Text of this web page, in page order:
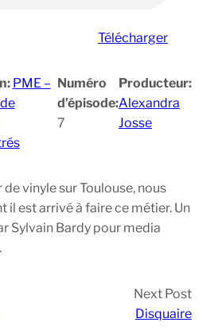
Télécharger
PME –
Numéro
d’épisode:
7
Producteur:
Alexandra
Josse
vinyle sur Toulouse, nous
il est arrivé à faire ce métier. Un
Sylvain Bardy pour media
Next Post
Disquaire